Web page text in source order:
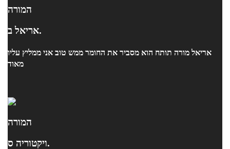
המורה
אריאל ב.
אריאל מורה תותח הוא מסביר את החומר ממש טוב אני ממליץ עליו
מאוד
המורה
ויקטוריה ס.